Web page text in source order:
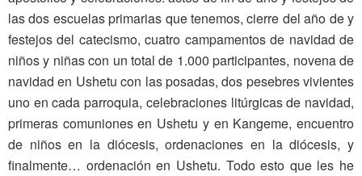
las dos escuelas primarias que tenemos, cierre del año de y
festejos del catecismo, cuatro campamentos de navidad de
niños y niñas con un total de 1.000 participantes, novena de
navidad en Ushetu con las posadas, dos pesebres vivientes
uno en cada parroquia, celebraciones litúrgicas de navidad,
primeras comuniones en Ushetu y en Kangeme, encuentro
de niños en la diócesis, ordenaciones en la diócesis, y
finalmente… ordenación en Ushetu. Todo esto que les he